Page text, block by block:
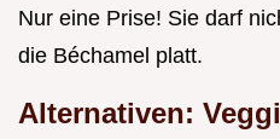
Nur eine Prise! Sie darf
die Béchamel platt.
Alternativen: